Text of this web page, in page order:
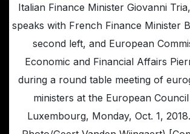
Italian Finance Minister Giovanni
speaks with French Finance Minister
second left, and European
Economic and Financial Affairs
during a round table meeting of
ministers at the European
Luxembourg, Monday, Oct. 1,